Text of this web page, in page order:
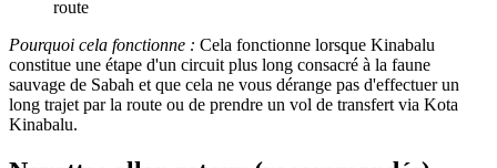
route
Pourquoi cela fonctionne : Cela fonctionne lorsque Kinabalu
constitue une étape d'un circuit plus long consacré à la faune
sauvage de Sabah et que cela ne vous dérange pas d'effectuer un
long trajet par la route ou de prendre un vol de transfert via Kota
Kinabalu.